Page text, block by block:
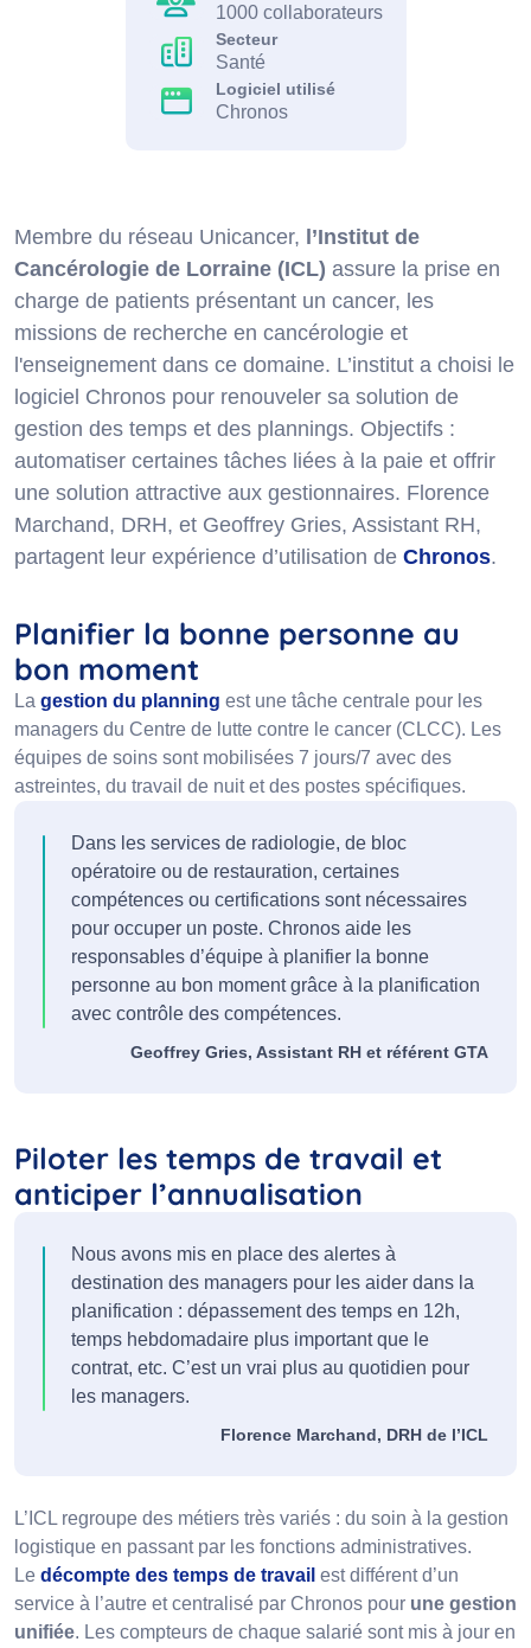
1000 collaborateurs
Secteur
Santé
Logiciel utilisé
Chronos
Membre du réseau Unicancer, l’Institut de
Cancérologie de Lorraine (ICL) assure la prise en
charge de patients présentant un cancer, les
missions de recherche en cancérologie et
l'enseignement dans ce domaine. L’institut a choisi le
logiciel Chronos pour renouveler sa solution de
gestion des temps et des plannings. Objectifs :
automatiser certaines tâches liées à la paie et offrir
une solution attractive aux gestionnaires. Florence
Marchand, DRH, et Geoffrey Gries, Assistant RH,
partagent leur expérience d’utilisation de Chronos.
Planifier la bonne personne au
bon moment
La gestion du planning est une tâche centrale pour les
managers du Centre de lutte contre le cancer (CLCC). Les
équipes de soins sont mobilisées 7 jours/7 avec des
astreintes, du travail de nuit et des postes spécifiques.
Dans les services de radiologie, de bloc
opératoire ou de restauration, certaines
compétences ou certifications sont nécessaires
pour occuper un poste. Chronos aide les
responsables d’équipe à planifier la bonne
personne au bon moment grâce à la planification
avec contrôle des compétences.
Geoffrey Gries, Assistant RH et référent GTA
Piloter les temps de travail et
anticiper l’annualisation
Nous avons mis en place des alertes à
destination des managers pour les aider dans la
planification : dépassement des temps en 12h,
temps hebdomadaire plus important que le
contrat, etc. C’est un vrai plus au quotidien pour
les managers.
Florence Marchand, DRH de l’ICL
L’ICL regroupe des métiers très variés : du soin à la gestion
logistique en passant par les fonctions administratives.
Le décompte des temps de travail est différent d’un
service à l’autre et centralisé par Chronos pour une gestion
unifiée. Les compteurs de chaque salarié sont mis à jour en